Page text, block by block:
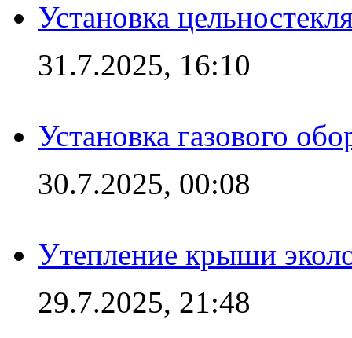
Установка
31.7.2025, 16:10
Установка газового
30.7.2025, 00:08
Утепление крыши
29.7.2025, 21:48